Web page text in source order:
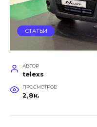
СТАТЬИ
АВТОР
telexs
ПРОСМОТРОВ
2,8к.